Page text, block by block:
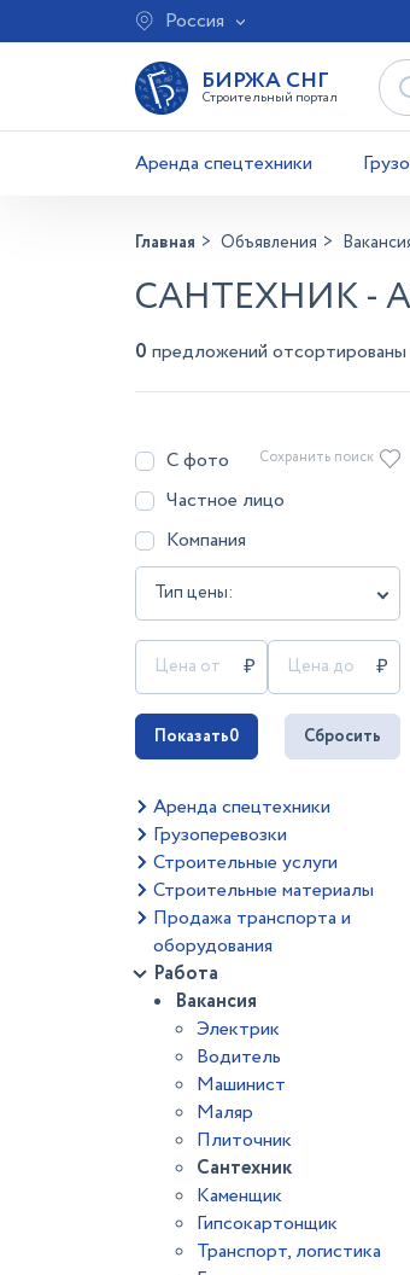
Россия
БИРЖА СНГ
Строительный портал
Аренда спецтехники
Главная Объявления
САНТЕХНИК -
0 предложений отсортированы
С фото
Частное лицо
Компания
Тип цены:
Сохранить поиск
Показать0 Сбросить
Аренда спецтехники
Грузоперевозки
Строительные услуги
Строительные материалы
Продажа транспорта и
оборудования
Работа
Вакансия
Электрик
Водитель
Машинист
Маляр
Плиточник
Сантехник
Каменщик
Гипсокартонщик
Транспорт, логистика